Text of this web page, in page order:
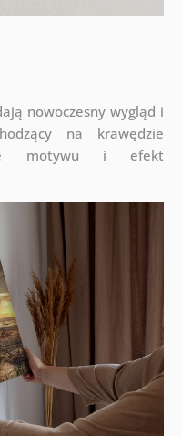
nowoczesny wygląd i
na krawędzie
motywu i efekt